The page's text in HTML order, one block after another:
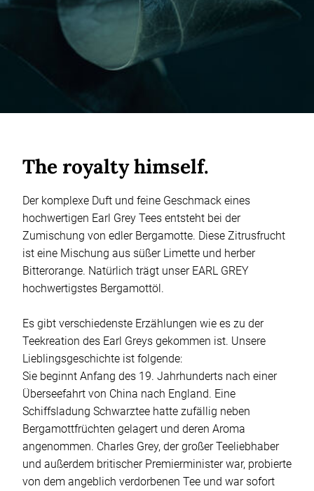
The royalty himself.
Der komplexe Duft und feine Geschmack eines
hochwertigen Earl Grey Tees entsteht bei der
Zumischung von edler Bergamotte. Diese Zitrusfrucht
ist eine Mischung aus süßer Limette und herber
Bitterorange. Natürlich trägt unser EARL GREY
hochwertigstes Bergamottöl.
Es gibt verschiedenste Erzählungen wie es zu der
Teekreation des Earl Greys gekommen ist. Unsere
Lieblingsgeschichte ist folgende:
Sie beginnt Anfang des 19. Jahrhunderts nach einer
Überseefahrt von China nach England. Eine
Schiffsladung Schwarztee hatte zufällig neben
Bergamottfrüchten gelagert und deren Aroma
angenommen. Charles Grey, der großer Teeliebhaber
und außerdem britischer Premierminister war, probierte
von dem angeblich verdorbenen Tee und war sofort